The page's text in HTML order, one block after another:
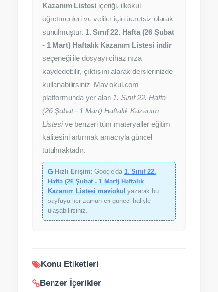
Kazanım Listesi içeriği, ilkokul
öğretmenleri ve veliler için ücretsiz olarak
sunulmuştur. 1. Sınıf 22. Hafta (26 Şubat
- 1 Mart) Haftalık Kazanım Listesi indir
seçeneği ile dosyayı cihazınıza
kaydedebilir, çıktısını alarak derslerinizde
kullanabilirsiniz. Maviokul.com
platformunda yer alan 1. Sınıf 22. Hafta
(26 Şubat - 1 Mart) Haftalık Kazanım
Listesive benzeri tüm materyaller eğitim
kalitesini artırmak amacıyla güncel
tutulmaktadır.
Hızlı Erişim: Google'da 1. Sınıf 22.
Hafta (26 Şubat - 1 Mart) Haftalık
Kazanım Listesi maviokul yazarak bu
sayfaya her zaman en güncel haliyle
ulaşabilirsiniz.
Konu Etiketleri
Benzer İçerikler